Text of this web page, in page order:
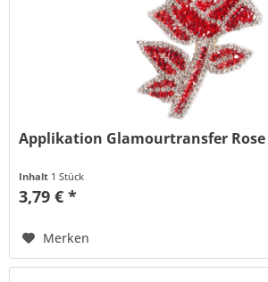
Applikation Glamourtransfer
Inhalt 1 Stück
3,79 € *
Merken